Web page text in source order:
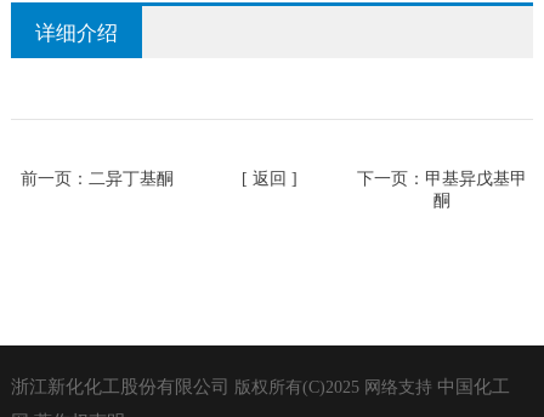
详细介绍
前一页： 二异丁基酮 [ 返回 ] 下一页： 甲基异戊基甲
酮
浙江新化化工股份有限公司 版权所有(C)2025网络支持 中国化工